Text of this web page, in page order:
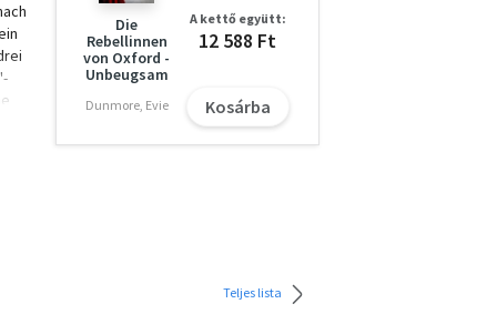
Die
Rebellinnen
von Oxford -
Unbeugsam
Dunmore, Evie
A kettő együtt:
12 588 Ft
Kosárba
Teljes lista